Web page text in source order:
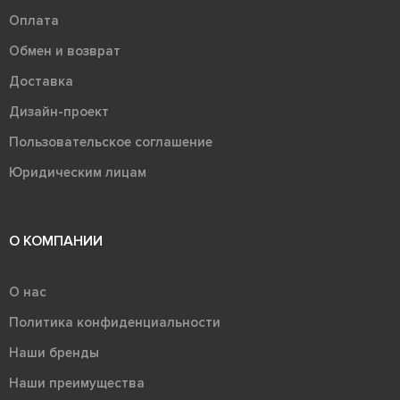
Оплата
Обмен и возврат
Доставка
Дизайн-проект
Пользовательское соглашение
Юридическим лицам
О КОМПАНИИ
О нас
Политика конфиденциальности
Наши бренды
Наши преимущества